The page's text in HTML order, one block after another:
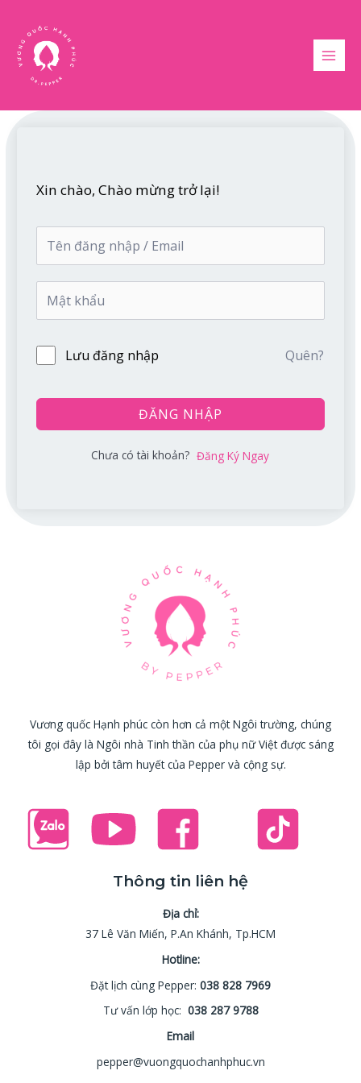
dung
Xin chào, Chào mừng trở lại!
Lưu đăng nhập Quên?
ĐĂNG NHẬP
Chưa có tài khoản? Đăng Ký Ngay
Vương quốc Hạnh phúc còn hơn cả một Ngôi trường, chúng
tôi gọi đây là Ngôi nhà Tinh thần của phụ nữ Việt được sáng
lập bởi tâm huyết của Pepper và cộng sự.
Thông tin liên hệ
Địa chỉ:
37 Lê Văn Miến, P.An Khánh, Tp.HCM
Hotline:
Đặt lịch cùng Pepper: 038 828 7969
Tư vấn lớp học: 038 287 9788
Email
pepper@vuongquochanhphuc.vn